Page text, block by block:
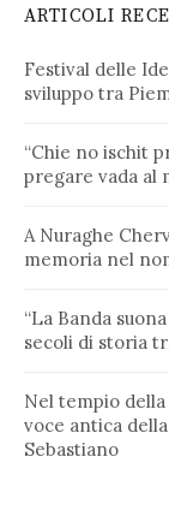
ARTICOLI
Festival delle
sviluppo tra
“Chie no ischit
pregare vada al
A Nuraghe
memoria nel
“La Banda
secoli di storia
Nel tempio
voce antica
Sebastiano